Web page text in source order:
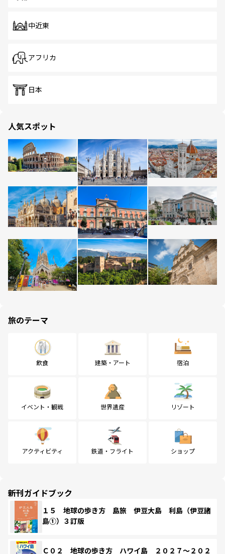
中近東
アフリカ
日本
人気スポット
旅のテーマ
飲食 建築・アート 宿泊
イベント・観戦 世界遺産 リゾート
アクティビティ 鉄道・フライト ショップ
新刊ガイドブック
１５ 地球の歩き方 島旅 伊豆大島 利島（伊豆諸
島①）３訂版
Ｃ０２ 地球の歩き方 ハワイ島 ２０２７～２０２